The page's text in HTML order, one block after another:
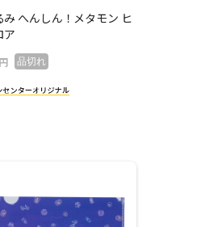
み へんしん！メタモン ヒ
ア
円 品切れ